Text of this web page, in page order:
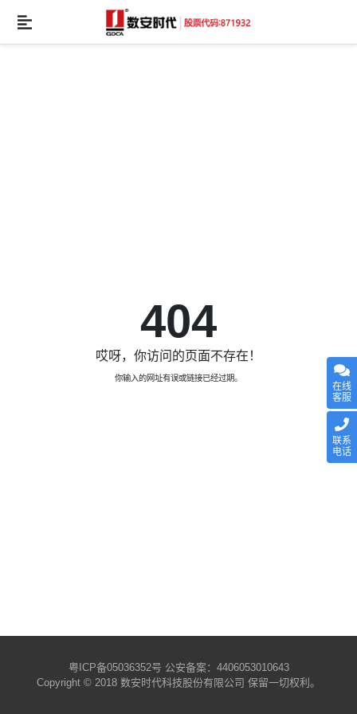
404
哎呀，你访问的页面不存在！
你输入的网址有误或链接已经过期。
粤ICP备05036352号 公安备案：4406053010643
Copyright © 2018 数安时代科技股份有限公司 保留一切权利。
在线
客服
联系
电话